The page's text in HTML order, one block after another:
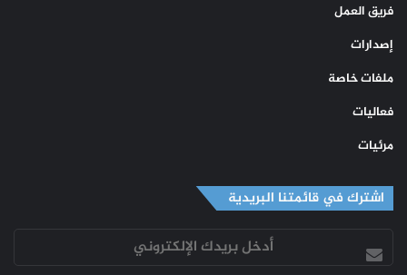
فريق العمل
إصدارات
ملفات خاصة
فعاليات
مرئيات
اشترك في قائمتنا البريدية
بريدك